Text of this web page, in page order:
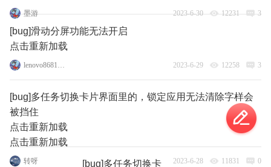
墨游 2023-6-30 12231 3
[bug]滑动分屏功能无法开启
点击重新加载
lenovo86810535 2023-6-29 12258 3
[bug]多任务切换卡片界面里的，锁定应用无法清除字样会
被挡住
点击重新加载
点击重新加载
转呀 2023-6-28 11831 0
[bug]多任务切换卡